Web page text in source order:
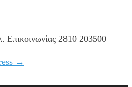
Επικοινωνίας 2810 203500
→